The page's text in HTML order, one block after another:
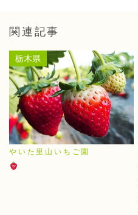
関連記事
栃木県
やいた里山いちご園